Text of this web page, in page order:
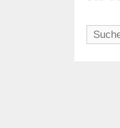
Suchen
nach: